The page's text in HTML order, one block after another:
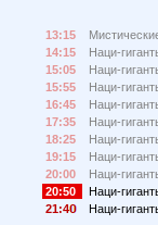
13:15
14:15
Наци-
15:05
Наци-
15:55
Наци-
16:45
Наци-
17:35
Наци-
18:25
Наци-
19:15
Наци-
20:00
Наци-
20:50
Наци-
21:4
Наци-